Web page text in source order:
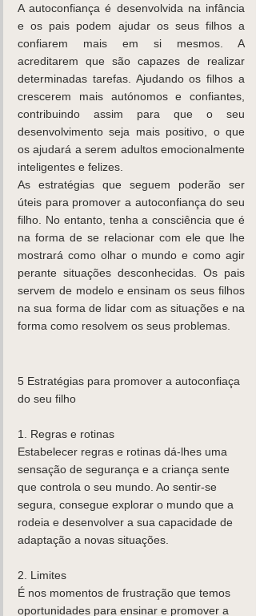
A autoconfiança é desenvolvida na infância
e os pais podem ajudar os seus filhos a
confiarem mais em si mesmos. A
acreditarem que são capazes de realizar
determinadas tarefas. Ajudando os filhos a
crescerem mais autónomos e confiantes,
contribuindo assim para que o seu
desenvolvimento seja mais positivo, o que
os ajudará a serem adultos emocionalmente
inteligentes e felizes.
As estratégias que seguem poderão ser
úteis para promover a autoconfiança do seu
filho. No entanto, tenha a consciência que é
na forma de se relacionar com ele que lhe
mostrará como olhar o mundo e como agir
perante situações desconhecidas. Os pais
servem de modelo e ensinam os seus filhos
na sua forma de lidar com as situações e na
forma como resolvem os seus problemas.
5 Estratégias para promover a autoconfiaça
do seu filho
1. Regras e rotinas
Estabelecer regras e rotinas dá-lhes uma
sensação de segurança e a criança sente
que controla o seu mundo. Ao sentir-se
segura, consegue explorar o mundo que a
rodeia e desenvolver a sua capacidade de
adaptação a novas situações.
2. Limites
É nos momentos de frustração que temos
oportunidades para ensinar e promover a